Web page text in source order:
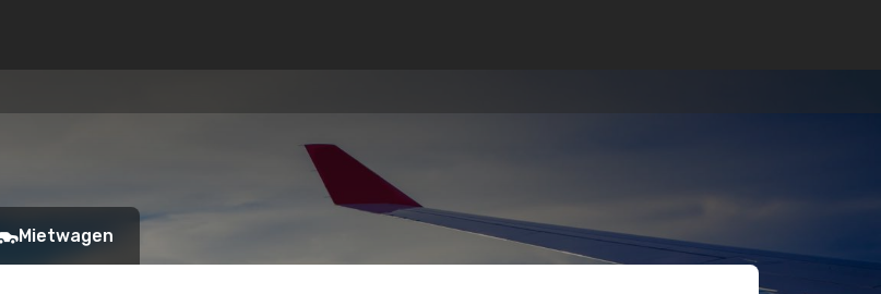
Mietwagen